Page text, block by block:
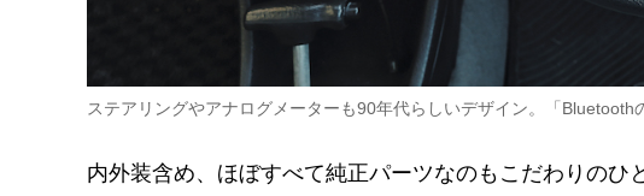
ステアリングやアナログメーターも90年代らしいデザイン。「Bluetooth
内外装含め、ほぼすべて純正パーツなのもこだわりのひ